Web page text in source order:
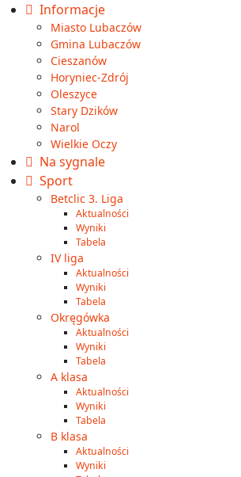
Informacje
Miasto Lubaczów
Gmina Lubaczów
Cieszanów
Horyniec-Zdrój
Oleszyce
Stary Dzików
Narol
Wielkie Oczy
Na sygnale
Sport
Betclic 3. Liga
Aktualności
Wyniki
Tabela
IV liga
Aktualności
Wyniki
Tabela
Okręgówka
Aktualności
Wyniki
Tabela
A klasa
Aktualności
Wyniki
Tabela
B klasa
Aktualności
Wyniki